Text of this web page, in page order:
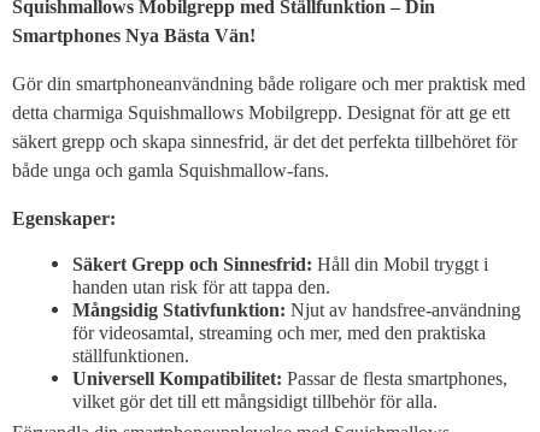
Squishmallows Mobilgrepp med Ställfunktion – Din
Smartphones Nya Bästa Vän!
Gör din smartphoneanvändning både roligare och mer praktisk med
detta charmiga Squishmallows Mobilgrepp. Designat för att ge ett
säkert grepp och skapa sinnesfrid, är det det perfekta tillbehöret för
både unga och gamla Squishmallow-fans.
Egenskaper:
Säkert Grepp och Sinnesfrid: Håll din Mobil tryggt i
handen utan risk för att tappa den.
Mångsidig Stativfunktion: Njut av handsfree-användning
för videosamtal, streaming och mer, med den praktiska
ställfunktionen.
Universell Kompatibilitet: Passar de flesta smartphones,
vilket gör det till ett mångsidigt tillbehör för alla.